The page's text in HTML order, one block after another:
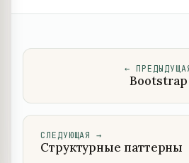
←
Bootstrap
СЛЕДУЮЩАЯ →
Структурные паттерны